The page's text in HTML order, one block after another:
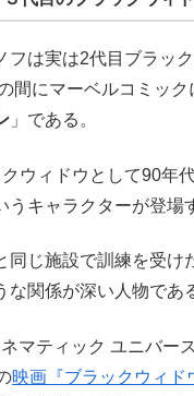
フは実は2代目ブラッ
間にマーベルコミック
」である。
ウィドウとして90年
うキャラクターが登場
同じ施設で訓練を受け
な関係が深い人物であ
マティック ユニバー
映画『ブラックウィド